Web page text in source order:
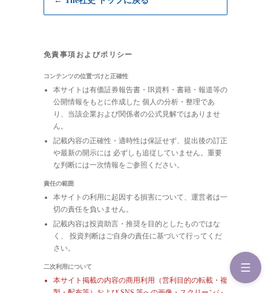
免責事項およびポリシー
コンテンツの位置づけと正確性
本サイトは有価証券報告書・IR資料・書籍・報道等の
公開情報をもとに作成した 個人の分析・整理であ
り、当該企業および関係者の公式見解ではありませ
ん。
記載内容の正確性・適時性は保証せず、提出後の訂正
や最新の開示には 必ずしも追従していません。重要
な判断には一次情報をご参照ください。
責任の範囲
本サイトの利用に起因する損害について、運営者は一
切の責任を負いません。
記載内容は投資助言・推奨を目的としたものではな
く、 投資判断はご自身の責任に基づいて行ってくだ
さい。
二次利用について
本サイト掲載の内容の商用利用（営利目的の転載・複